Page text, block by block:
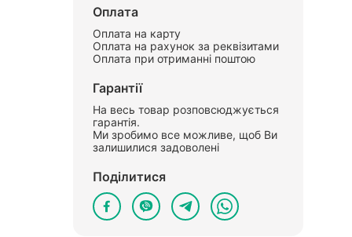
Оплата
Оплата на карту
Оплата на рахунок за реквізитами
Оплата при отриманні поштою
Гарантії
На весь товар розповсюджується
гарантія.
Ми зробимо все можливе, щоб Ви
залишилися задоволені
Поділитися